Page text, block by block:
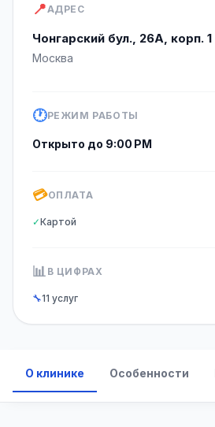
📍АДРЕС
Чонгарский бул., 26А, корп. 1
Москва
🕐РЕЖИМ РАБОТЫ
Открыто до 9:00 PM
💳ОПЛАТА
✓Картой
📊 В ЦИФРАХ
🔧11 услуг
О клинике Особенности